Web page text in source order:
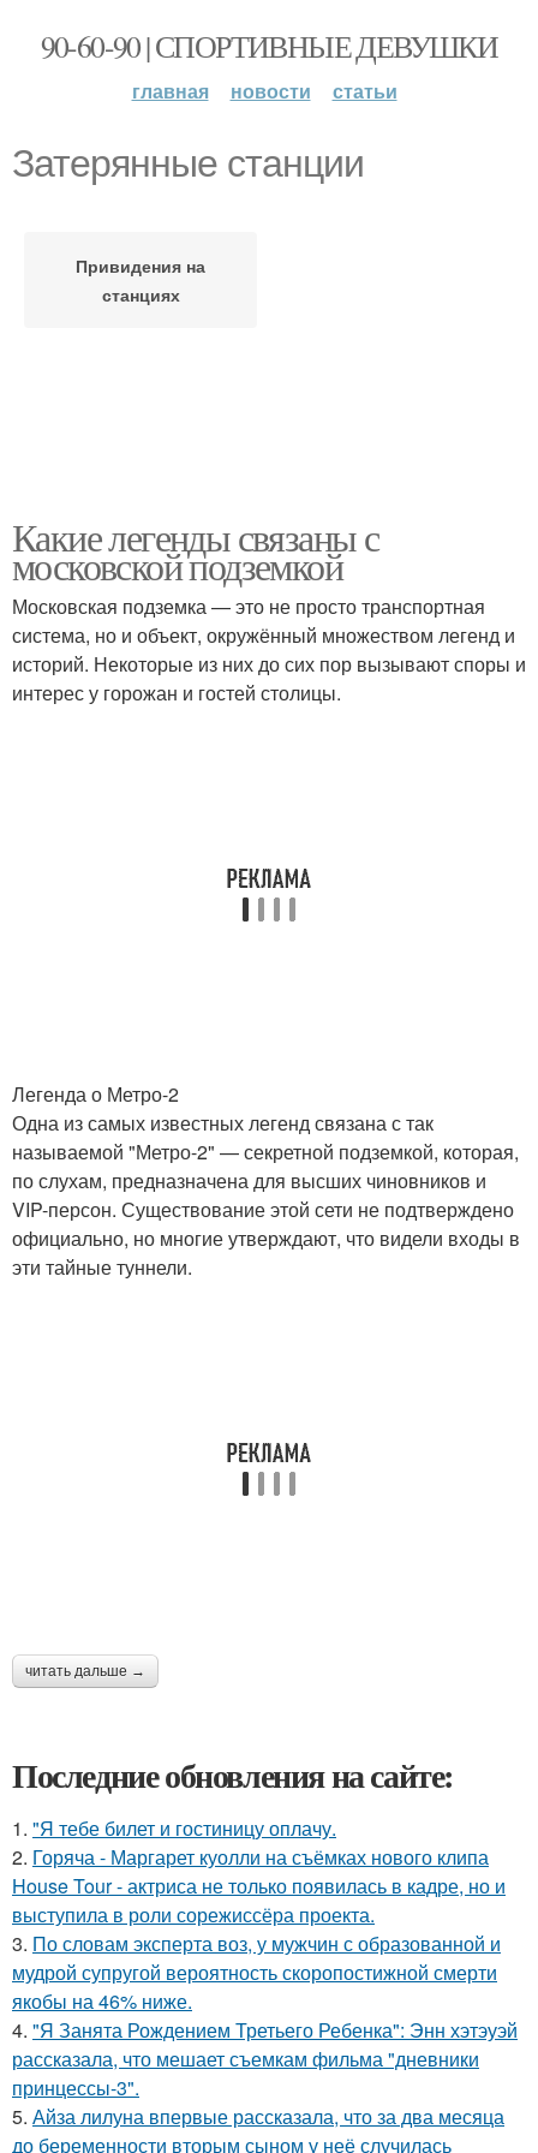
90-60-90 | СПОРТИВНЫЕ ДЕВУШКИ
главная новости статьи
Затерянные станции
Привидения на
станциях
Какие легенды связаны с
московской подземкой
Московская подземка — это не просто транспортная
система, но и объект, окружённый множеством легенд и
историй. Некоторые из них до сих пор вызывают споры и
интерес у горожан и гостей столицы.
Легенда о Метро-2
Одна из самых известных легенд связана с так
называемой "Метро-2" — секретной подземкой, которая,
по слухам, предназначена для высших чиновников и
VIP-персон. Существование этой сети не подтверждено
официально, но многие утверждают, что видели входы в
эти тайные туннели.
читать дальше →
Последние обновления на сайте:
1. "Я тебе билет и гостиницу оплачу.
2. Горяча - Маргарет куолли на съёмках нового клипа
House Tour - актриса не только появилась в кадре, но и
выступила в роли сорежиссёра проекта.
3. По словам эксперта воз, у мужчин с образованной и
мудрой супругой вероятность скоропостижной смерти
якобы на 46% ниже.
4. "Я Занята Рождением Третьего Ребенка": Энн хэтэуэй
рассказала, что мешает съемкам фильма "дневники
принцессы-3".
5. Айза лилуна впервые рассказала, что за два месяца
до беременности вторым сыном у неё случилась